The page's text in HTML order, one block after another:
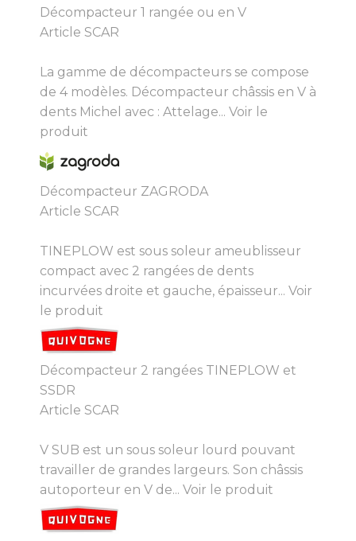
Décompacteur 1 rangée ou en V
Article SCAR
La gamme de décompacteurs se compose
de 4 modèles. Décompacteur châssis en V à
dents Michel avec : Attelage... Voir le
produit
Décompacteur ZAGRODA
Article SCAR
TINEPLOW est sous soleur ameublisseur
compact avec 2 rangées de dents
incurvées droite et gauche, épaisseur... Voir
le produit
Décompacteur 2 rangées TINEPLOW et
SSDR
Article SCAR
V SUB est un sous soleur lourd pouvant
travailler de grandes largeurs. Son châssis
autoporteur en V de... Voir le produit